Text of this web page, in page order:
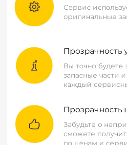
Сервис
оригинальные
Прозрачность
Вы точно будете
запасные части
каждый
Прозрачность
Забудьте о
сможете
по ценам и